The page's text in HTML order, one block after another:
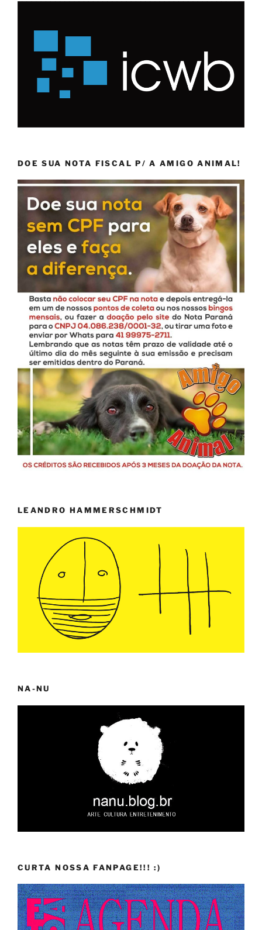
DOE SUA NOTA FISCAL P/ A AMIGO ANIMAL!
LEANDRO HAMMERSCHMIDT
NA-NU
CURTA NOSSA FANPAGE!!! :)